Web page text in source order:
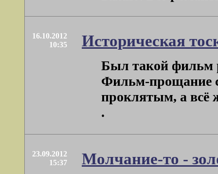
16.10.2012
10:35
Историческая
Был такой фильм
Фильм-прощание
проклятым, а всё
.
23.09.2012
15:37
Молчание-то -